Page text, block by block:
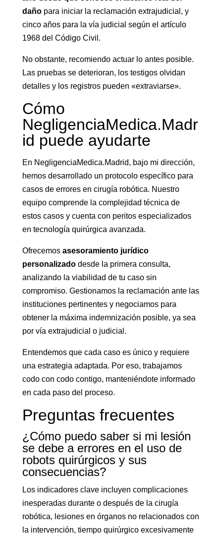
dañopara iniciar la reclamación extrajudicial, y
cinco años para la vía judicial según el artículo
1968 del Código Civil.
No obstante, recomiendo actuar lo antes posible.
Las pruebas se deterioran, los testigos olvidan
detalles y los registros pueden «extraviarse».
Cómo
NegligenciaMedica.Madr
id puede ayudarte
En NegligenciaMedica.Madrid, bajo mi dirección,
hemos desarrollado un protocolo específico para
casos de errores en cirugía robótica. Nuestro
equipo comprende la complejidad técnica de
estos casos y cuenta con peritos especializados
en tecnología quirúrgica avanzada.
Ofrecemos asesoramiento jurídico
personalizadodesde la primera consulta,
analizando la viabilidad de tu caso sin
compromiso. Gestionamos la reclamación ante las
instituciones pertinentes y negociamos para
obtener la máxima indemnización posible, ya sea
por vía extrajudicial o judicial.
Entendemos que cada caso es único y requiere
una estrategia adaptada. Por eso, trabajamos
codo con codo contigo, manteniéndote informado
en cada paso del proceso.
Preguntas frecuentes
¿Cómo puedo saber si mi lesión
se debe a errores en el uso de
robots quirúrgicos y sus
consecuencias?
Los indicadores clave incluyen complicaciones
inesperadas durante o después de la cirugía
robótica, lesiones en órganos no relacionados con
la intervención, tiempo quirúrgico excesivamente